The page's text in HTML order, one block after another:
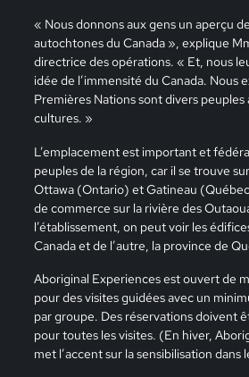
« Nous donnons aux gens un aperçu
autochtones du Canada », explique
directrice des opérations. « Et, nous
idée de l’immensité du Canada. Nous
Premières Nations sont divers peuples
cultures. »
L’emplacement est important et
peuples de la région, car il se trouve
Ottawa (Ontario) et Gatineau
de commerce sur la rivière des
l’établissement, on peut voir les
Canada et de l’autre, la province de
Aboriginal Experiences est ouvert de
pour des visites guidées avec un
par groupe. Des réservations doivent
pour toutes les visites. (En hiver,
met l’accent sur la sensibilisation dans